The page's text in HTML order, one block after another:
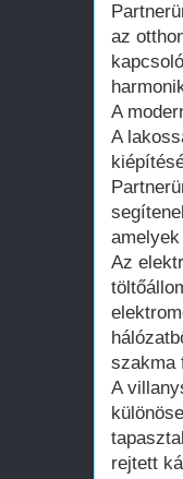
az
A
A
Az
szakma
A
rejtett